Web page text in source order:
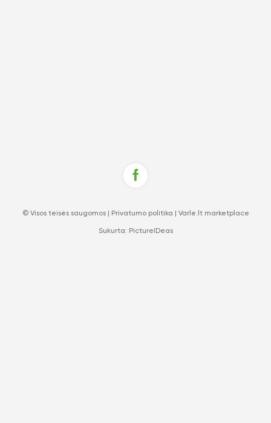
© Visos teisės saugomos | Privatumo politika Varle.lt marketplace
Sukurta: PictureIDeas